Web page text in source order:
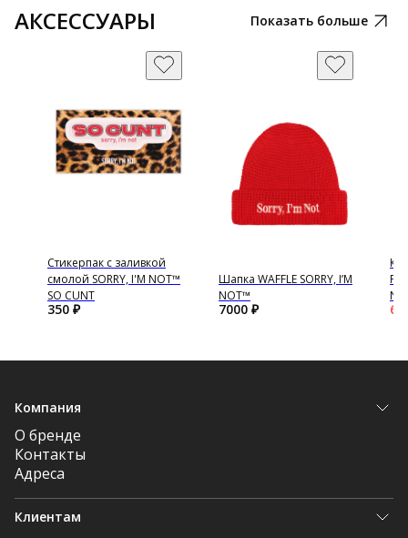
АКСЕССУАРЫ Показать больше
Стикерпак с заливкой
смолой SORRY, I'M NOT™
SO CUNT
350 ₽
Шапка WAFFLE SORRY, I’M
NOT™
7000 ₽
Компания
О бренде
Контакты
Адреса
Клиентам